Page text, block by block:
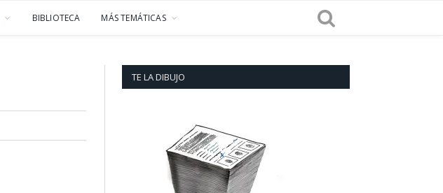
BIBLIOTECA MÁS TEMÁTICAS
TE LA DIBUJO